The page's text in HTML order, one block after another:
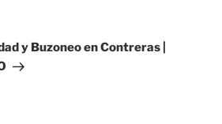
y Buzoneo en Contreras |